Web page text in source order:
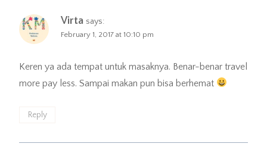
Virta says:
February 1, 2017 at 10:10 pm
Keren ya ada tempat untuk masaknya. Benar-benar travel
more pay less. Sampai makan pun bisa berhemat
Reply